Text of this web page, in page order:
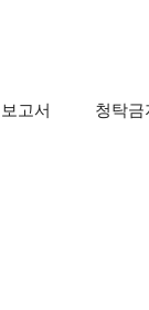
보고서 청탁금